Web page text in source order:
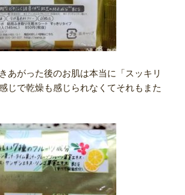
あがった後のお肌は本当に「スッキリ
じで乾燥も感じられなくてそれもまた